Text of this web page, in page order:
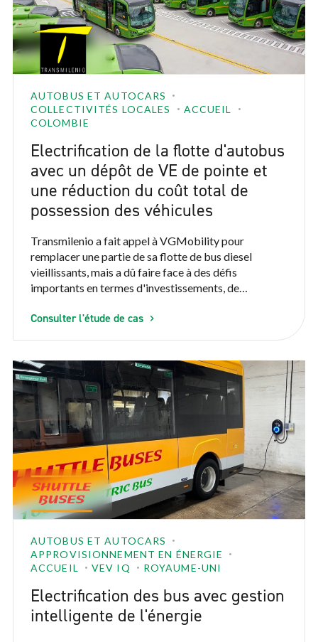
AUTOBUS ET AUTOCARS
COLLECTIVITÉS LOCALES
ACCUEIL
COLOMBIE
Electrification de la flotte d'autobus
avec un dépôt de VE de pointe et
une réduction du coût total de
possession des véhicules
Transmilenio a fait appel à VGMobility pour
remplacer une partie de sa flotte de bus diesel
vieillissants, mais a dû faire face à des défis
importants en termes d'investissements, de
Consulter l'étude de cas
AUTOBUS ET AUTOCARS
APPROVISIONNEMENT EN ÉNERGIE
ACCUEIL
VEV IQ ROYAUME-UNI
Electrification des bus avec gestion
intelligente de l'énergie